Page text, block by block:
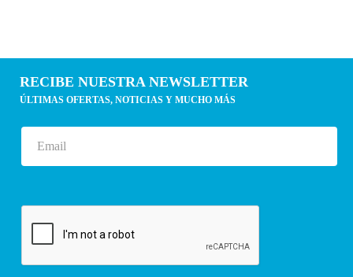
RECIBE NUESTRA NEWSLETTER
ÚLTIMAS OFERTAS, NOTICIAS Y MUCHO MÁS